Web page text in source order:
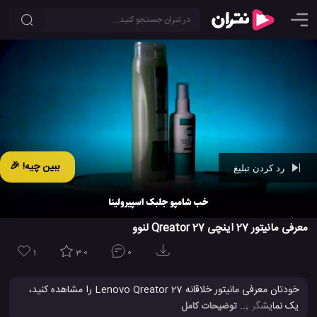
ببین چیه! 🎉
معرفی مانیتور 27 اینچی Qreator 27 لنوو
1 3.0 0
خودتان معرفی مانیتور خلاقانه Lenovo Qreator 27 را مشاهده کنید،
... توضیحات کامل